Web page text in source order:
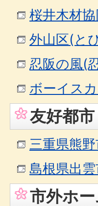
桜井木材
外山区(と
忍阪の風(
ボーイス
友好都
三重県熊
島根県出
市外ホ